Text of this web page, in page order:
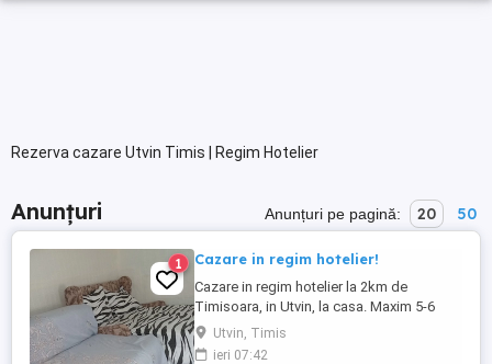
Rezerva cazare Utvin Timis | Regim Hotelier
Anunțuri Anunțuri pe pagină: 20 50
1 Cazare in regim hotelier!
Cazare in regim hotelier la 2km de
Timisoara, in Utvin, la casa. Maxim 5-6
persoane. Dormitor, bucatarie si baie. 50
lei de persoană pe noapte.
Utvin, Timis
ieri 07:42